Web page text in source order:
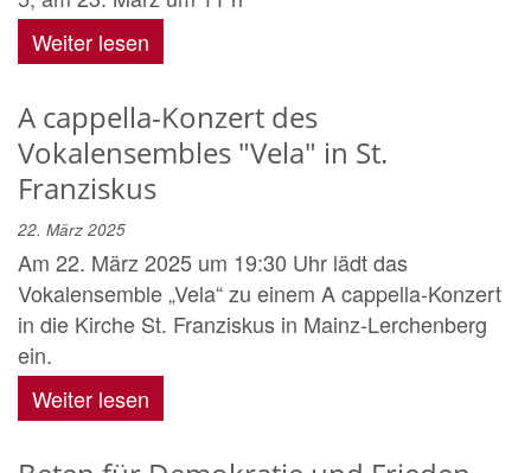
Weiter lesen
A cappella-Konzert des
Vokalensembles "Vela" in St.
Franziskus
22. März 2025
Am 22. März 2025 um 19:30 Uhr lädt das
Vokalensemble „Vela“ zu einem A cappella-Konzert
in die Kirche St. Franziskus in Mainz-Lerchenberg
ein.
Weiter lesen